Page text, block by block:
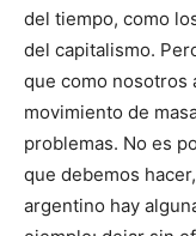
del tiempo, como
del capitalismo.
que como nosotros
movimiento de
problemas. No es
que debemos
argentino hay